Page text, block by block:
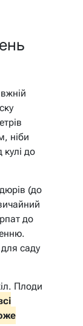
ніби
до
(до
до
саду
Плоди